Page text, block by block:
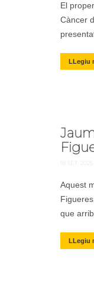
El
Càncer
LLegiu
18 SET. 2025
Aquest
que
LLegiu